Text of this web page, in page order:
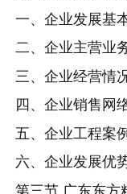
一、企业发展基
二、企业主营业
三、企业经营情
四、企业销售网
五、企业工程案
六、企业发展优
第三节 广东东方